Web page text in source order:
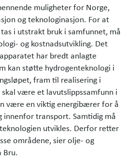
muligheter for Norge,
og teknologinasjon. For at
i utstrakt bruk i samfunnet, må
og kostnadsutvikling. Det
har bredt anlagte
kan støtte hydrogenteknologi i
fram til realisering i
være et lavutslippssamfunn i
være en viktig energibærer for å
transport. Samtidig må
utvikles. Derfor retter
områdene, sier olje- og
Bru.